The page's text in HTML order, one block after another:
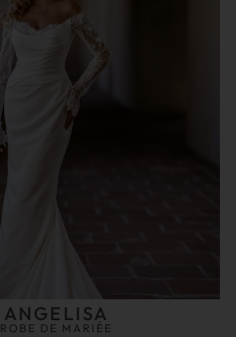
ANGELISA
ROBE DE MARIÉE